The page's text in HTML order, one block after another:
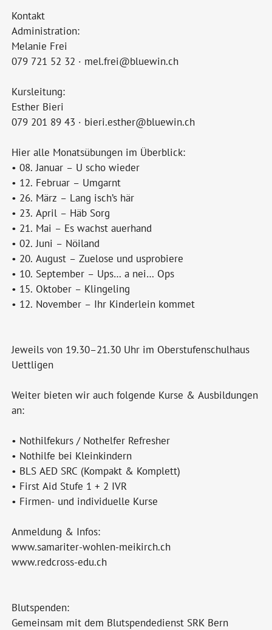
Kontakt
Administration:
Melanie Frei
079 721 52 32 · mel.frei@bluewin.ch
Kursleitung:
Esther Bieri
079 201 89 43 · bieri.esther@bluewin.ch
Hier alle Monatsübungen im Überblick:
• 08. Januar – U scho wieder
• 12. Februar – Umgarnt
• 26. März – Lang isch’s här
• 23. April – Häb Sorg
• 21. Mai – Es wachst auerhand
• 02. Juni – Nöiland
• 20. August – Zuelose und usprobiere
• 10. September – Ups… a nei… Ops
• 15. Oktober – Klingeling
• 12. November – Ihr Kinderlein kommet
Jeweils von 19.30–21.30 Uhr im Oberstufenschulhaus
Uettligen
Weiter bieten wir auch folgende Kurse & Ausbildungen
an:
• Nothilfekurs / Nothelfer Refresher
• Nothilfe bei Kleinkindern
• BLS AED SRC (Kompakt & Komplett)
• First Aid Stufe 1 + 2 IVR
• Firmen- und individuelle Kurse
Anmeldung & Infos:
www.samariter-wohlen-meikirch.ch
www.redcross-edu.ch
Blutspenden:
Gemeinsam mit dem Blutspendedienst SRK Bern